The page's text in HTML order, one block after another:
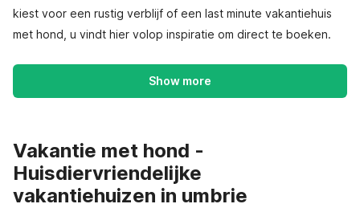
kiest voor een rustig verblijf of een last minute vakantiehuis
met hond, u vindt hier volop inspiratie om direct te boeken.
Show more
Vakantie met hond -
Huisdiervriendelijke
vakantiehuizen in umbrie